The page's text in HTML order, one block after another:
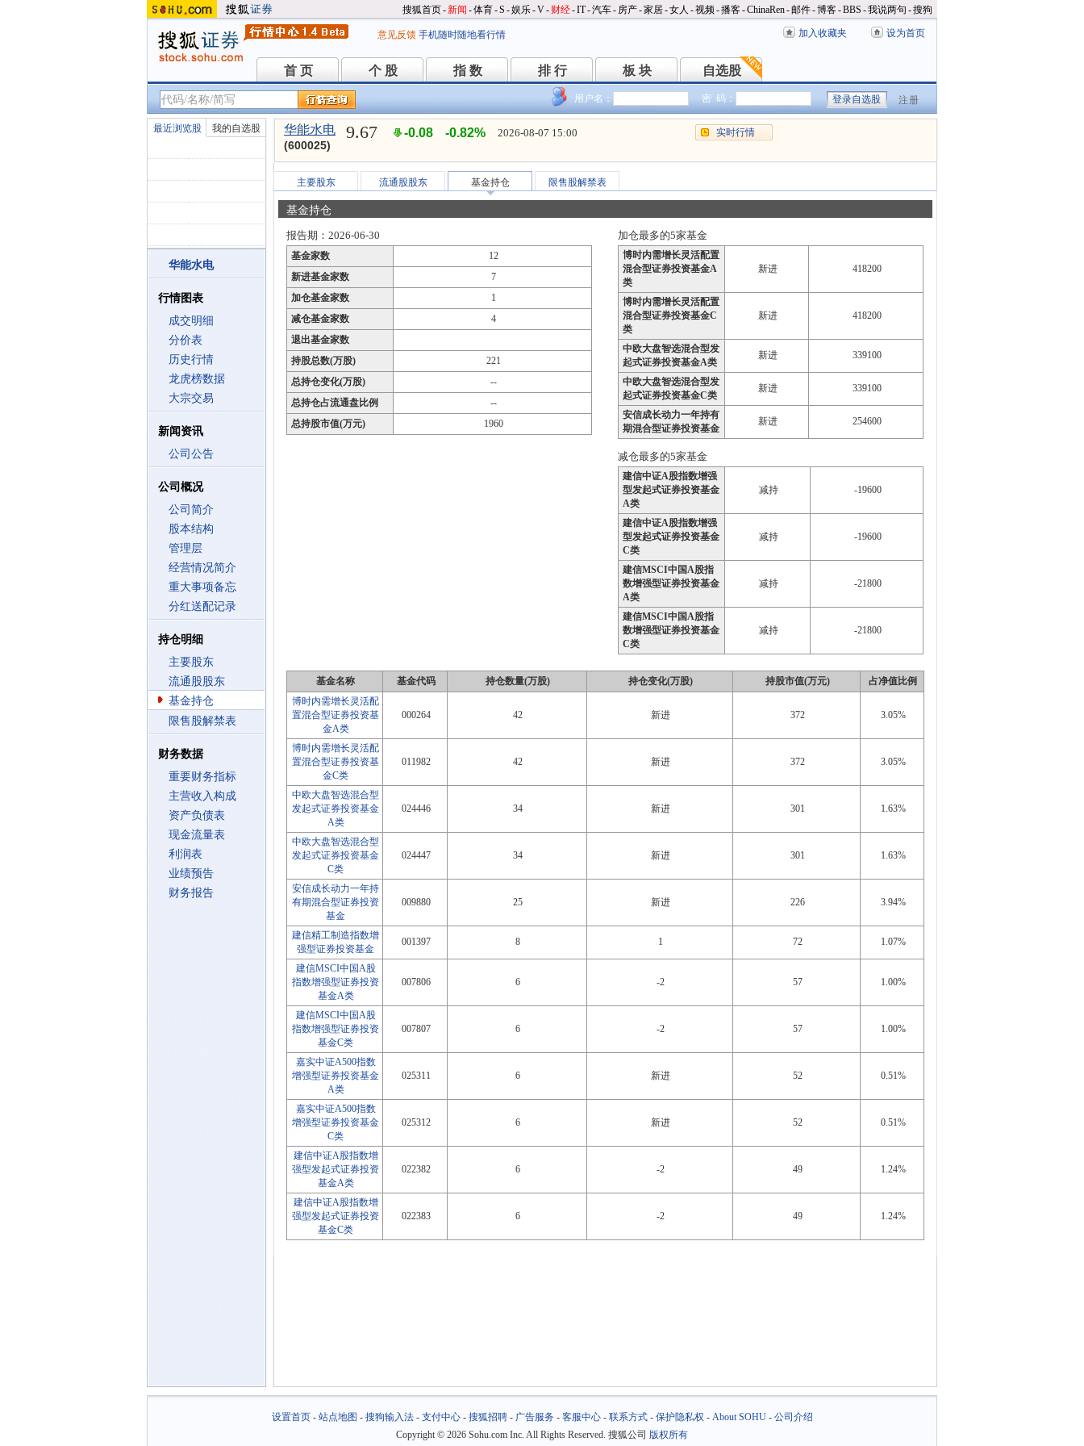
搜狐首页-新闻 -体育-S -娱乐-V- 财经-IT-汽车- 房产-家居-女人 -视频-播客-ChinaRen-邮件-博客-BBS -我说两句 -搜狗
意见反馈 手机随时随地看行情 加入收藏夹 设为首页
首 页
首 页 个 股
个 股 指 数
指 数 排 行
排 行 板 块
板 块 自选股
自选股
用户名： 密 码： 注册
最近浏览股 我的自选股
华能水电
行情图表
成交明细
分价表
历史行情
龙虎榜数据
大宗交易
新闻资讯
公司公告
公司概况
公司简介
股本结构
管理层
经营情况简介
重大事项备忘
分红送配记录
持仓明细
主要股东
流通股股东
基金持仓
限售股解禁表
财务数据
重要财务指标
主营收入构成
资产负债表
现金流量表
利润表
业绩预告
财务报告
华能水电
(600025)
9.67 -0.08 -0.82% 2026-08-07 15:00 实时行情
主要股东 流通股股东 基金持仓 限售股解禁表
基金持仓
报告期：2026-06-30
基金家数
12
新进基金家数
7
加仓基金家数
1
减仓基金家数
4
退出基金家数
持股总数(万股)
221
总持仓变化(万股)
--
总持仓占流通盘比例
--
总持股市值(万元)
1960
加仓最多的5家基金
博时内需增长灵活配置
混合型证券投资基金A
类
新进 418200
博时内需增长灵活配置
混合型证券投资基金C
类
新进 418200
中欧大盘智选混合型发
起式证券投资基金A类
新进 339100
中欧大盘智选混合型发
起式证券投资基金C类
新进 339100
安信成长动力一年持有
期混合型证券投资基金
新进 254600
减仓最多的5家基金
建信中证A股指数增强
型发起式证券投资基金
A类
减持 -19600
建信中证A股指数增强
型发起式证券投资基金
C类
减持 -19600
建信MSCI中国A股指
数增强型证券投资基金
A类
减持 -21800
建信MSCI中国A股指
数增强型证券投资基金
C类
减持 -21800
基金名称 基金代码 持仓数量(万股) 持仓变化(万股) 持股市值(万元)
占净值比例
博时内需增长灵活配
置混合型证券投资基
金A类
000264 42 新进 372 3.05%
博时内需增长灵活配
置混合型证券投资基
金C类
011982 42 新进 372 3.05%
中欧大盘智选混合型
发起式证券投资基金
A类
024446 34 新进 301 1.63%
中欧大盘智选混合型
发起式证券投资基金
C类
024447 34 新进 301 1.63%
安信成长动力一年持
有期混合型证券投资
基金
009880 25 新进 226 3.94%
建信精工制造指数增
强型证券投资基金
001397 8 1 72 1.07%
建信MSCI中国A股
指数增强型证券投资
基金A类
007806 6 -2 57 1.00%
建信MSCI中国A股
指数增强型证券投资
基金C类
007807 6 -2 57 1.00%
嘉实中证A500指数
增强型证券投资基金
A类
025311 6 新进 52 0.51%
嘉实中证A500指数
增强型证券投资基金
C类
025312 6 新进 52 0.51%
建信中证A股指数增
强型发起式证券投资
基金A类
022382 6 -2 49 1.24%
建信中证A股指数增
强型发起式证券投资
基金C类
022383 6 -2 49 1.24%
设置首页- 站点地图 - 搜狗输入法- 支付中心- 搜狐招聘- 广告服务- 客服中心- 联系方式- 保护隐私权 - About SOHU- 公司介绍
Copyright © 2026 Sohu.com Inc. All Rights Reserved. 搜狐公司 版权所有